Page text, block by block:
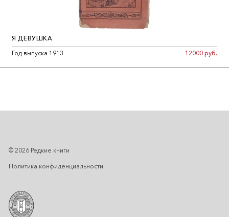
Я ДЕВУШКА
Год выпуска 1913
12000 руб.
© 2026 Редкие книги
Политика конфиденциальности